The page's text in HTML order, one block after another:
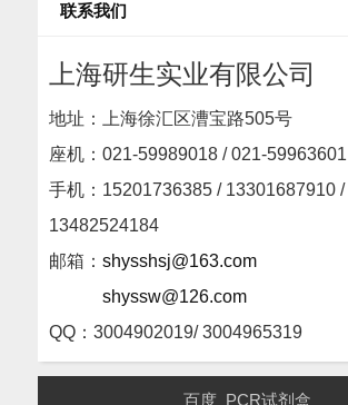
联系我们
上海研生实业有限公司
地址：上海徐汇区漕宝路505号
座机： 021-59989018 / 021-59963601
手机：15201736385 / 13301687910 /
13482524184
邮箱： shysshsj@163.com
shyssw@126.com
QQ：3004902019/ 3004965319
百度 PCR试剂盒